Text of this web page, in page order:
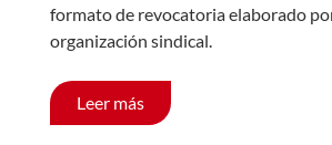
formato de revocatoria elaborado
organización sindical.
Leer más